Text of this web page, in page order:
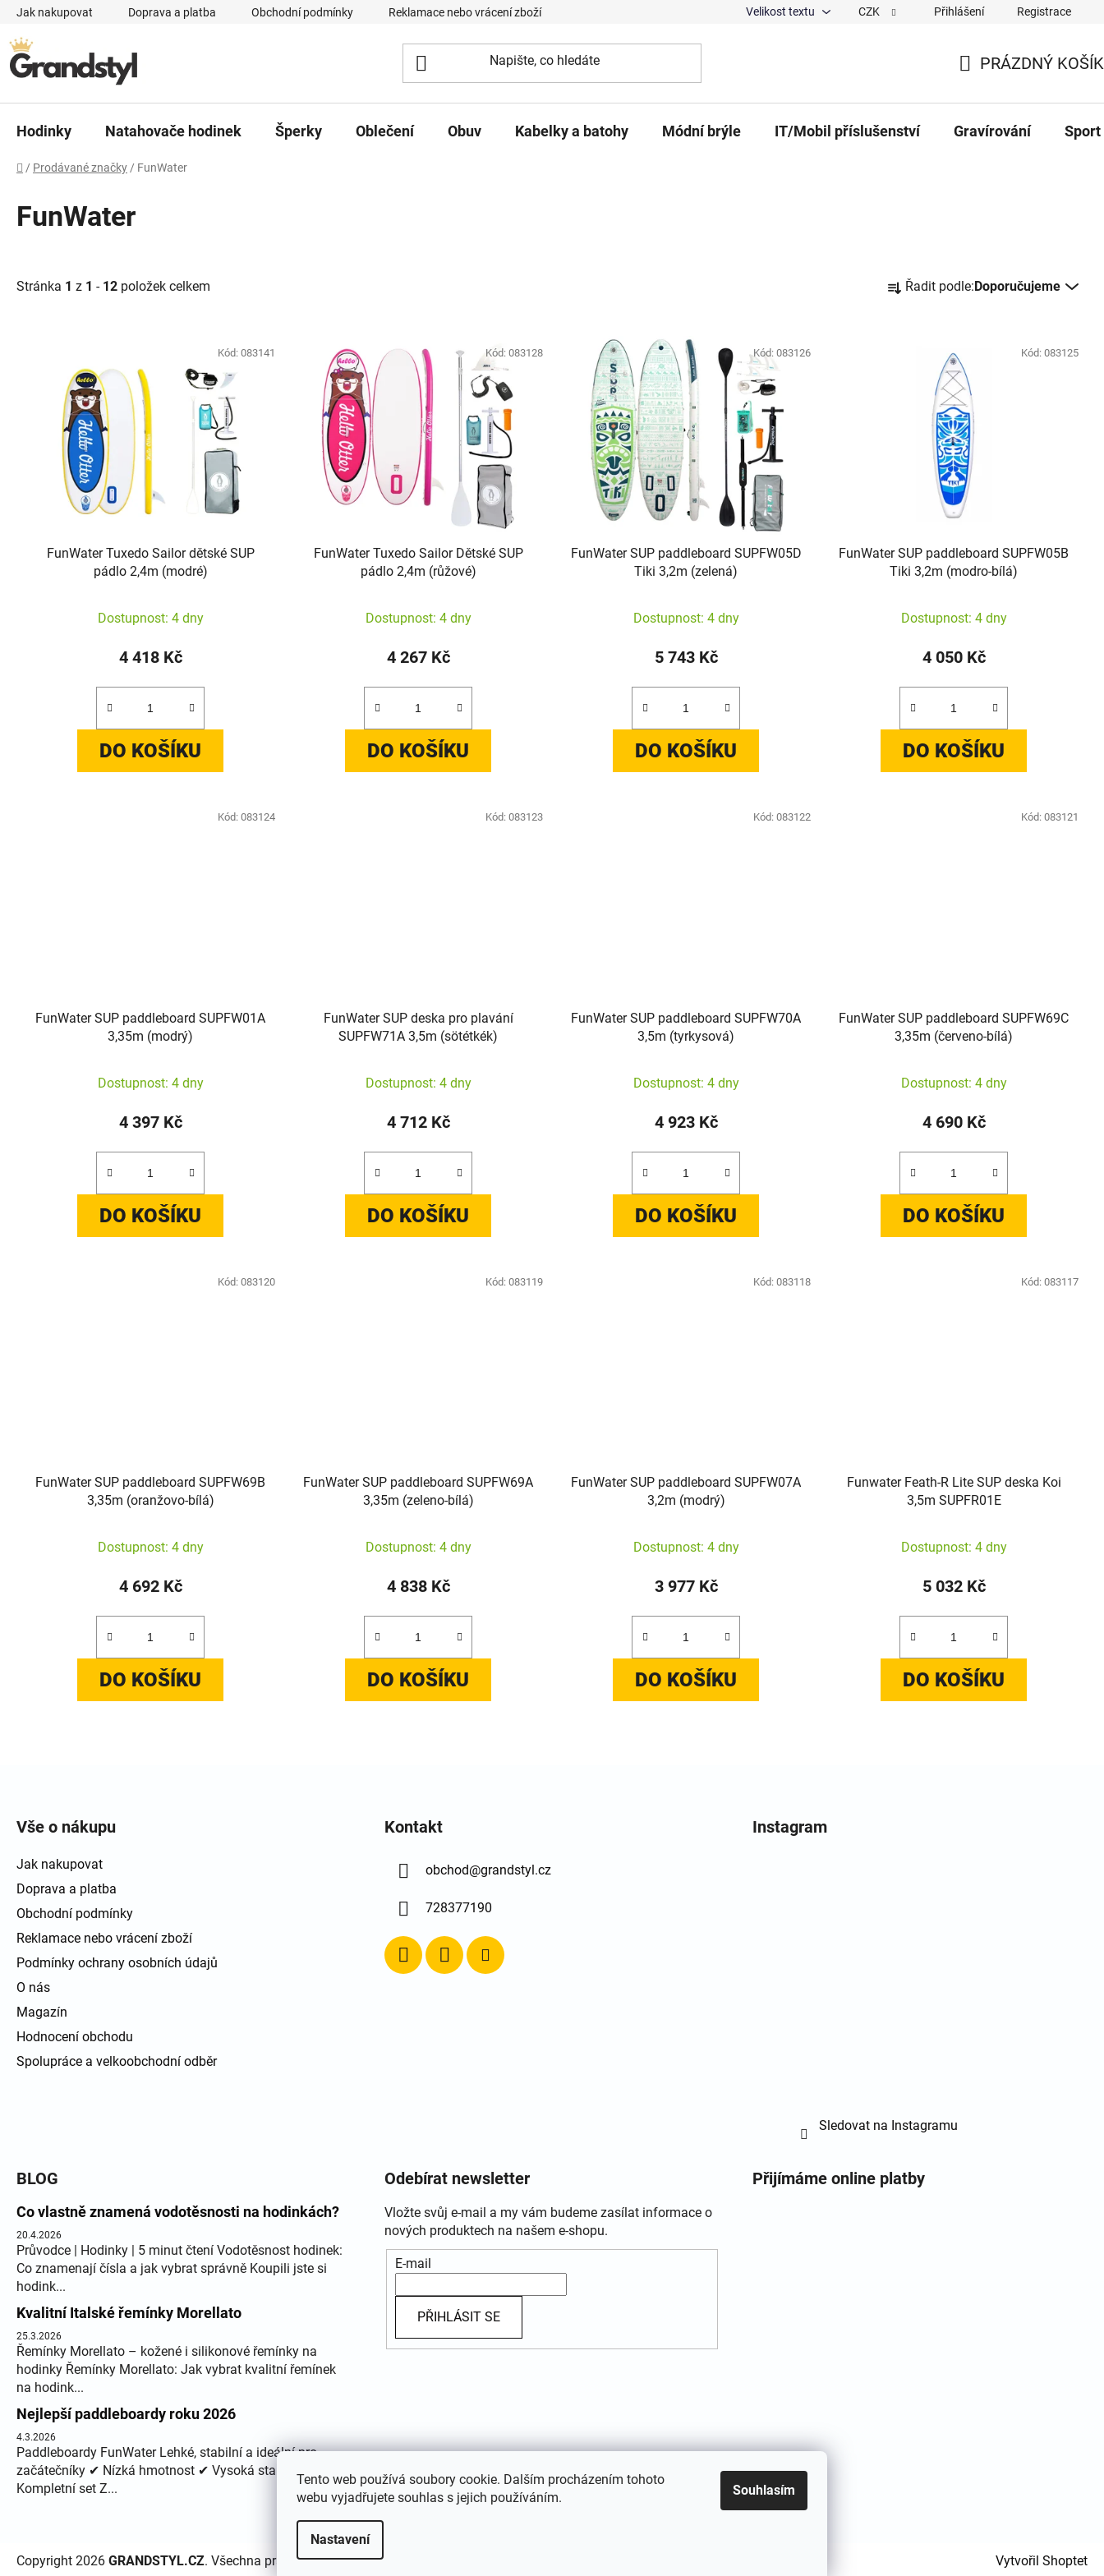
Tento web používá soubory cookie. Dalším procházením tohoto
webu vyjadřujete souhlas s jejich používáním.
Nastavení
Souhlasím
Přejít na obsah
Jak nakupovat Doprava a platba Obchodní podmínky Reklamace nebo vrácení zboží Podmínky ochrany osobních údajů O nás Magazín Hodnocení obchodu
Velikost textu CZK Přihlášení Registrace
PRÁZDNÝ KOŠÍK
Hodinky Natahovače hodinek Šperky Oblečení Obuv Kabelky a batohy Módní brýle IT/Mobil příslušenství Gravírování Sport
Domů
/ Prodávané značky / FunWater
FunWater
Stránka 1 z 1 - 12 položek celkem
Řazení produktů
Řadit podle:Doporučujeme
FunWater Tuxedo Sailor dětské SUP
pádlo 2,4m (modré)
Dostupnost: 4 dny
4 418 Kč
DO KOŠÍKU
Kód: 083141
FunWater Tuxedo Sailor Dětské SUP
pádlo 2,4m (růžové)
Dostupnost: 4 dny
4 267 Kč
DO KOŠÍKU
Kód: 083128
FunWater SUP paddleboard SUPFW05D
Tiki 3,2m (zelená)
Dostupnost: 4 dny
5 743 Kč
DO KOŠÍKU
Kód: 083126
FunWater SUP paddleboard SUPFW05B
Tiki 3,2m (modro-bílá)
Dostupnost: 4 dny
4 050 Kč
DO KOŠÍKU
Kód: 083125
FunWater SUP paddleboard SUPFW01A
3,35m (modrý)
Dostupnost: 4 dny
4 397 Kč
DO KOŠÍKU
Kód: 083124
FunWater SUP deska pro plavání
SUPFW71A 3,5m (sötétkék)
Dostupnost: 4 dny
4 712 Kč
DO KOŠÍKU
Kód: 083123
FunWater SUP paddleboard SUPFW70A
3,5m (tyrkysová)
Dostupnost: 4 dny
4 923 Kč
DO KOŠÍKU
Kód: 083122
FunWater SUP paddleboard SUPFW69C
3,35m (červeno-bílá)
Dostupnost: 4 dny
4 690 Kč
DO KOŠÍKU
Kód: 083121
FunWater SUP paddleboard SUPFW69B
3,35m (oranžovo-bílá)
Dostupnost: 4 dny
4 692 Kč
DO KOŠÍKU
Kód: 083120
FunWater SUP paddleboard SUPFW69A
3,35m (zeleno-bílá)
Dostupnost: 4 dny
4 838 Kč
DO KOŠÍKU
Kód: 083119
FunWater SUP paddleboard SUPFW07A
3,2m (modrý)
Dostupnost: 4 dny
3 977 Kč
DO KOŠÍKU
Kód: 083118
Funwater Feath-R Lite SUP deska Koi
3,5m SUPFR01E
Dostupnost: 4 dny
5 032 Kč
DO KOŠÍKU
Kód: 083117
Vše o nákupu
Jak nakupovat
Doprava a platba
Obchodní podmínky
Reklamace nebo vrácení zboží
Podmínky ochrany osobních údajů
O nás
Magazín
Hodnocení obchodu
Spolupráce a velkoobchodní odběr
Kontakt
obchod@grandstyl.cz
728377190
Instagram
Sledovat na Instagramu
BLOG
Co vlastně znamená vodotěsnosti na hodinkách?
20.4.2026
Průvodce | Hodinky | 5 minut čtení Vodotěsnost hodinek:
Co znamenají čísla a jak vybrat správně Koupili jste si
hodink...
Kvalitní Italské řemínky Morellato
25.3.2026
Řemínky Morellato – kožené i silikonové řemínky na
hodinky Řemínky Morellato: Jak vybrat kvalitní řemínek
na hodink...
Nejlepší paddleboardy roku 2026
4.3.2026
Paddleboardy FunWater Lehké, stabilní a ideální pro
začátečníky ✔ Nízká hmotnost ✔ Vysoká stabilita ✔
Kompletní set Z...
Odebírat newsletter
Vložte svůj e-mail a my vám budeme zasílat informace o
nových produktech na našem e-shopu.
E-mail
PŘIHLÁSIT SE
Přijímáme online platby
Vytvořil Shoptet
Copyright 2026 GRANDSTYL.CZ. Všechna práva vyhrazena.